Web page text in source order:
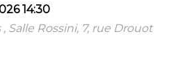
14:30
Salle Rossini, 7, rue Drouot